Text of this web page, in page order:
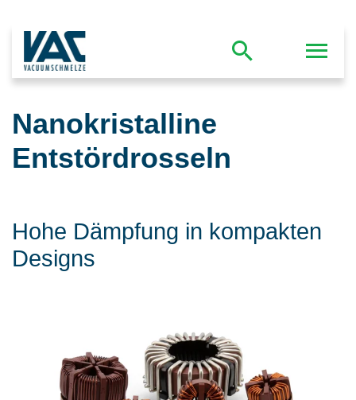
Nanokristalline
Entstördrosseln
Hohe Dämpfung in kompakten
Designs